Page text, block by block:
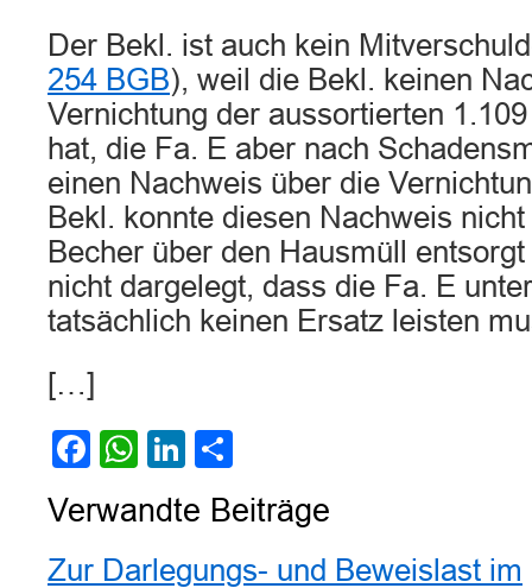
Der Bekl. ist auch kein
254 BGB), weil die Bekl. keinen
Vernichtung der aussortierten
hat, die Fa. E aber nach
einen Nachweis über die
Bekl. konnte diesen Nachweis
Becher über den Hausmüll
nicht dargelegt, dass die Fa. E
tatsächlich keinen Ersatz leisten
[…]
Facebook
WhatsApp
LinkedIn
Verwandte Beiträge
Zur Darlegungs- und Beweislast im